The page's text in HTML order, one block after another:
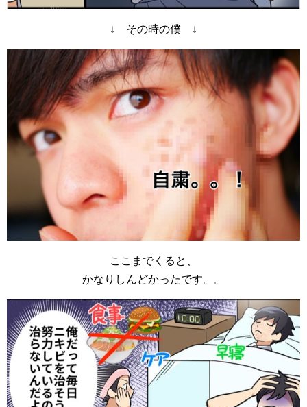
↓ その時の僕 ↓
ここまでくると、
かなりしんどかったです。。